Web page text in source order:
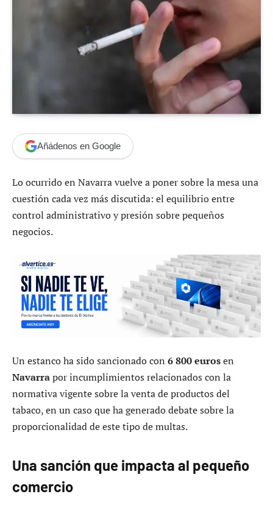
Añádenos en Google
Lo ocurrido en Navarra vuelve a poner sobre la mesa una
cuestión cada vez más discutida: el equilibrio entre
control administrativo y presión sobre pequeños
negocios.
Un estanco ha sido sancionado con 6 800 eurosen
Navarrapor incumplimientos relacionados con la
normativa vigente sobre la venta de productos del
tabaco, en un caso que ha generado debate sobre la
proporcionalidad de este tipo de multas.
Una sanción que impacta al pequeño
comercio